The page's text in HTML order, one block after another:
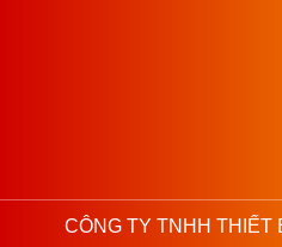
CÔNG TY TNHH THIẾT